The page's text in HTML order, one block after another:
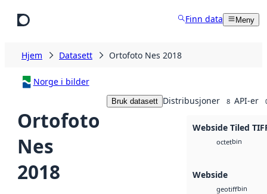
Finn data Meny
Hjem Datasett Ortofoto Nes 2018
Norge i bilder
Ortofoto
Nes
2018
Bruk datasett Distribusjoner 8 API-er
Webside Tiled
octetbin
Webside
geotiffbin